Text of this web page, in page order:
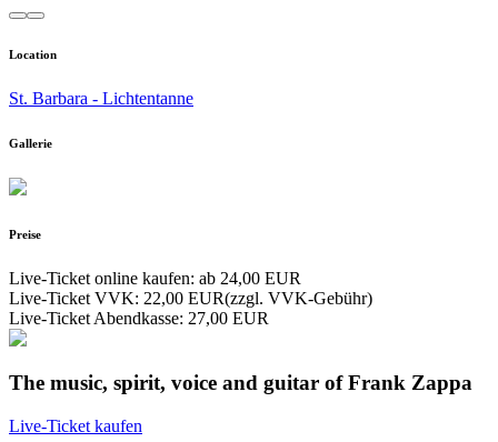
Location
St. Barbara - Lichtentanne
Gallerie
Preise
Live-Ticket online kaufen: ab 24,00 EUR
Live-Ticket VVK: 22,00 EUR(zzgl. VVK-Gebühr)
Live-Ticket Abendkasse: 27,00 EUR
The music, spirit, voice and guitar of Frank Zappa
Live-Ticket kaufen